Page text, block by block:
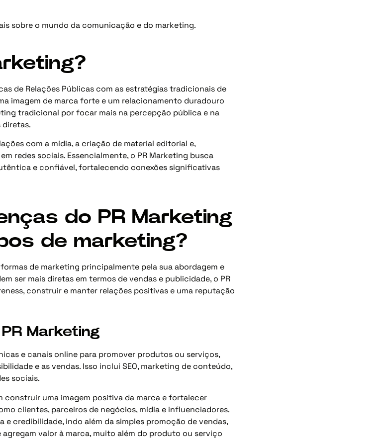
sobre o mundo da comunicação e do marketing.
de Relações Públicas com as estratégias tradicionais de
imagem de marca forte e um relacionamento duradouro
tradicional por focar mais na percepção pública e na
diretas.
com a mídia, a criação de material editorial e,
redes sociais. Essencialmente, o PR Marketing busca
e confiável, fortalecendo conexões significativas
do PR Marketing
de marketing?
de marketing principalmente pela sua abordagem e
ser mais diretas em termos de vendas e publicidade, o PR
construir e manter relações positivas e uma reputação
Marketing
e canais online para promover produtos ou serviços,
e as vendas. Isso inclui SEO, marketing de conteúdo,
sociais.
construir uma imagem positiva da marca e fortalecer
clientes, parceiros de negócios, mídia e influenciadores.
e credibilidade, indo além da simples promoção de vendas,
valor à marca, muito além do produto ou serviço